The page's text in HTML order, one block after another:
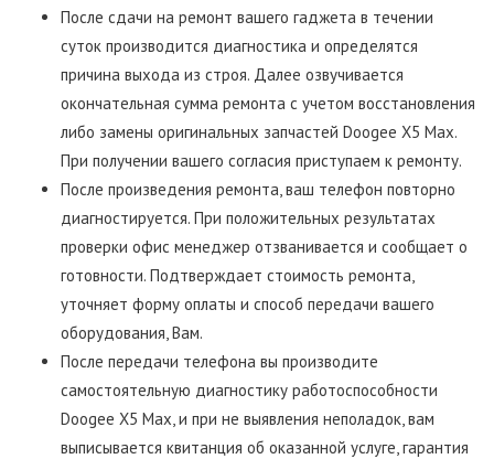
После сдачи на ремонт вашего гаджета в течении
суток производится диагностика и определятся
причина выхода из строя. Далее озвучивается
окончательная сумма ремонта с учетом восстановления
либо замены оригинальных запчастей Doogee X5 Max.
При получении вашего согласия приступаем к ремонту.
После произведения ремонта, ваш телефон повторно
диагностируется. При положительных результатах
проверки офис менеджер отзванивается и сообщает о
готовности. Подтверждает стоимость ремонта,
уточняет форму оплаты и способ передачи вашего
оборудования, Вам.
После передачи телефона вы производите
самостоятельную диагностику работоспособности
Doogee X5 Max, и при не выявления неполадок, вам
выписывается квитанция об оказанной услуге, гарантия